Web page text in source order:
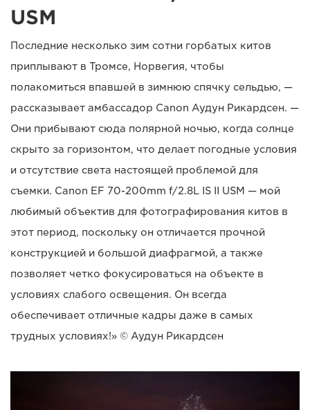
USM
Последние несколько зим сотни горбатых китов
приплывают в Тромсе, Норвегия, чтобы
полакомиться впавшей в зимнюю спячку сельдью, —
рассказывает амбассадор Canon Аудун Рикардсен. —
Они прибывают сюда полярной ночью, когда солнце
скрыто за горизонтом, что делает погодные условия
и отсутствие света настоящей проблемой для
съемки. Canon EF 70-200mm f/2.8L IS II USM — мой
любимый объектив для фотографирования китов в
этот период, поскольку он отличается прочной
конструкцией и большой диафрагмой, а также
позволяет четко фокусироваться на объекте в
условиях слабого освещения. Он всегда
обеспечивает отличные кадры даже в самых
трудных условиях!» © Аудун Рикардсен